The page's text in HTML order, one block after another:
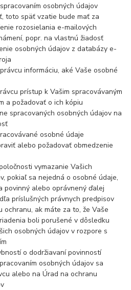
osobných údajov
toto späť vzatie bude mať za
rozosielania e-mailových
popr. na vlastnú žiadosť
osobných údajov z databázy e-
informáciu, aké Vaše osobné
prístup k Vašim spracovávaným
a požadovať o ich kópiu
spracovaných osobných údajov na
osobné údaje
alebo požadovať obmedzenie
vymazanie Vašich
pokiaľ sa nejedná o osobné údaje,
povinný alebo oprávnený ďalej
príslušných právnych predpisov
ochranu, ak máte za to, že Vaše
boli porušené v dôsledku
osobných údajov v rozpore s
o dodržiavaní povinností
osobných údajov sa
alebo na Úrad na ochranu